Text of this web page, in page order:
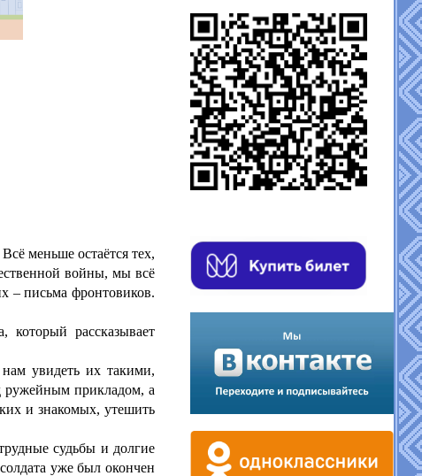
меньше остаётся тех,
войны, мы всё
– письма фронтовиков.
который рассказывает
увидеть их такими,
ружейным прикладом, а
и знакомых, утешить
судьбы и долгие
уже был окончен